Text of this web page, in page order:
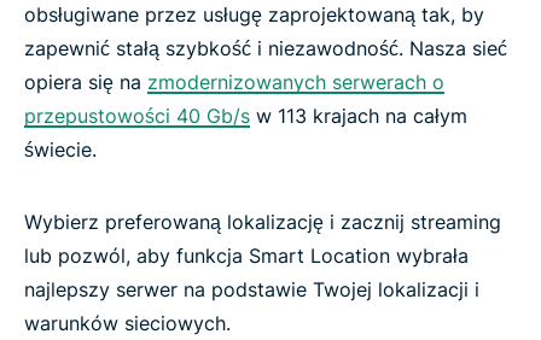
obsługiwane przez usługę zaprojektowaną tak, by
zapewnić stałą szybkość i niezawodność. Nasza sieć
opiera się na zmodernizowanych serwerach o
przepustowości 40 Gb/s w 113 krajach na całym
świecie.
Wybierz preferowaną lokalizację i zacznij streaming
lub pozwól, aby funkcja Smart Location wybrała
najlepszy serwer na podstawie Twojej lokalizacji i
warunków sieciowych.